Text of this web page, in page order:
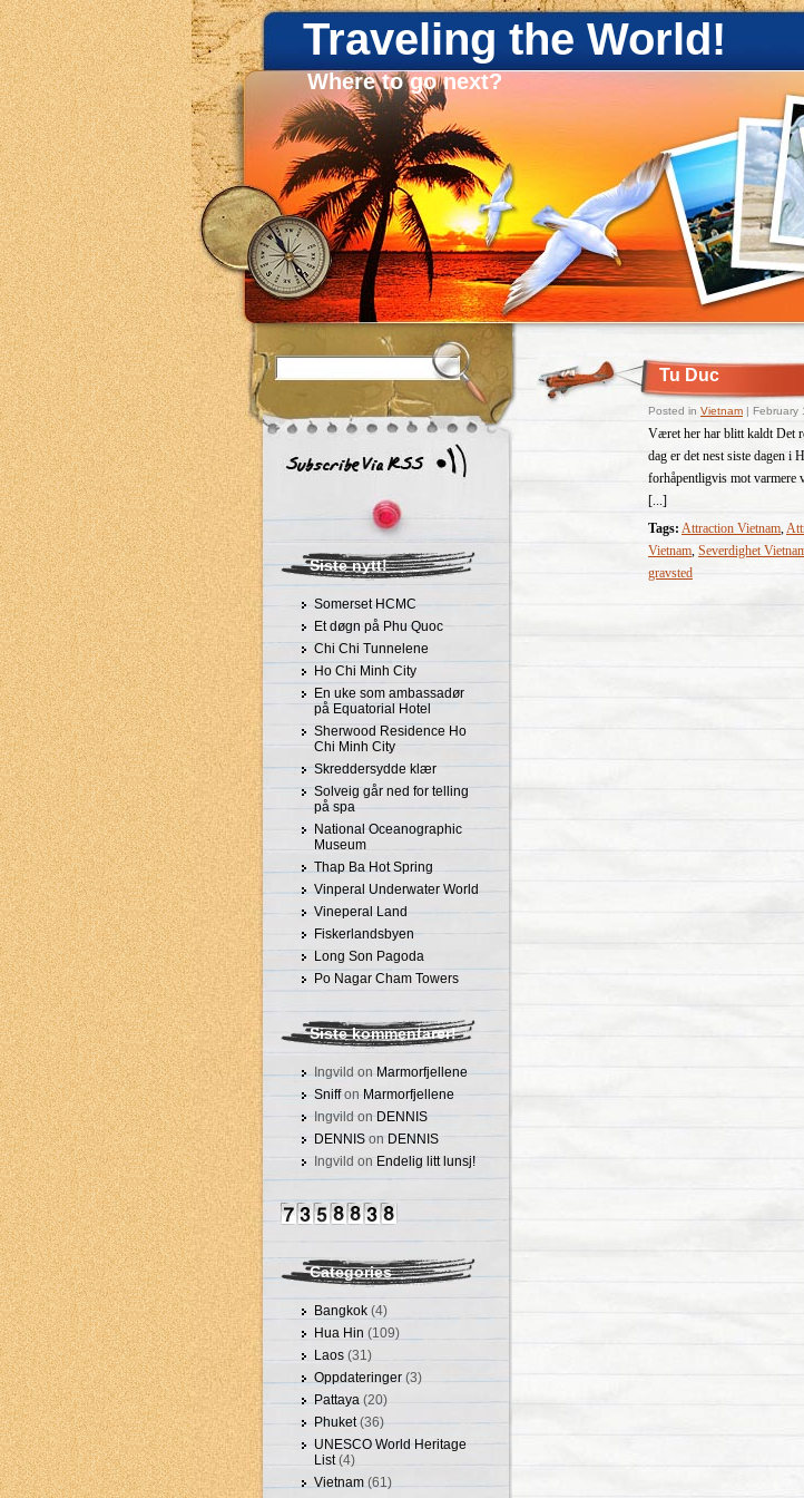
Traveling the World!
Where to go next?
Siste nytt!
Somerset HCMC
Et døgn på Phu Quoc
Chi Chi Tunnelene
Ho Chi Minh City
En uke som ambassadør
på Equatorial Hotel
Sherwood Residence Ho
Chi Minh City
Skreddersydde klær
Solveig går ned for telling
på spa
National Oceanographic
Museum
Thap Ba Hot Spring
Vinperal Underwater World
Vineperal Land
Fiskerlandsbyen
Long Son Pagoda
Po Nagar Cham Towers
Siste kommentarer!
Ingvild on Marmorfjellene
Sniffon Marmorfjellene
Ingvild on DENNIS
DENNIS on DENNIS
Ingvild on Endelig litt lunsj!
Categories
Bangkok (4)
Hua Hin (109)
Laos (31)
Oppdateringer (3)
Pattaya (20)
Phuket(36)
UNESCO World Heritage
List(4)
Vietnam (61)
Tu Duc
Posted in Vietnam | February
Været her har blitt kaldt Det
dag er det nest siste dagen i
forhåpentligvis mot varmere
[...]
Tags: Attraction Vietnam,
Vietnam, Severdighet
gravsted